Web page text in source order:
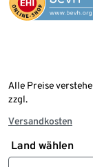
Alle Preise
zzgl.
Versandkosten
Land wählen